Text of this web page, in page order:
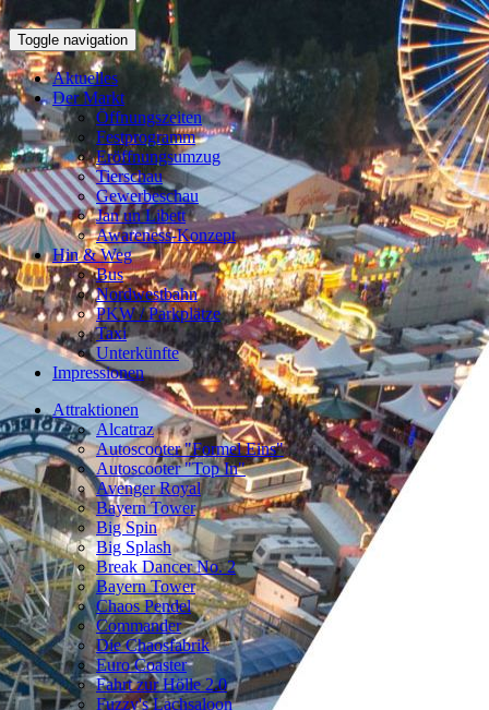
Toggle navigation
Aktuelles
Der Markt
Öffnungszeiten
Festprogramm
Eröffnungsumzug
Tierschau
Gewerbeschau
Jan un Libett
Awareness-Konzept
Hin & Weg
Bus
Nordwestbahn
PKW / Parkplätze
Taxi
Unterkünfte
Impressionen
Attraktionen
Alcatraz
Autoscooter "Formel Eins"
Autoscooter "Top In"
Avenger Royal
Bayern Tower
Big Spin
Big Splash
Break Dancer No. 2
Bayern Tower
Chaos Pendel
Commander
Die Chaosfabrik
Euro Coaster
Fahrt zur Hölle 2.0
Fuzzy's Lachsaloon